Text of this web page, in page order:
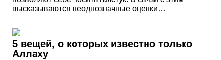
высказываются неоднозначные оценки…
5 вещей, о которых известно только
Аллаху